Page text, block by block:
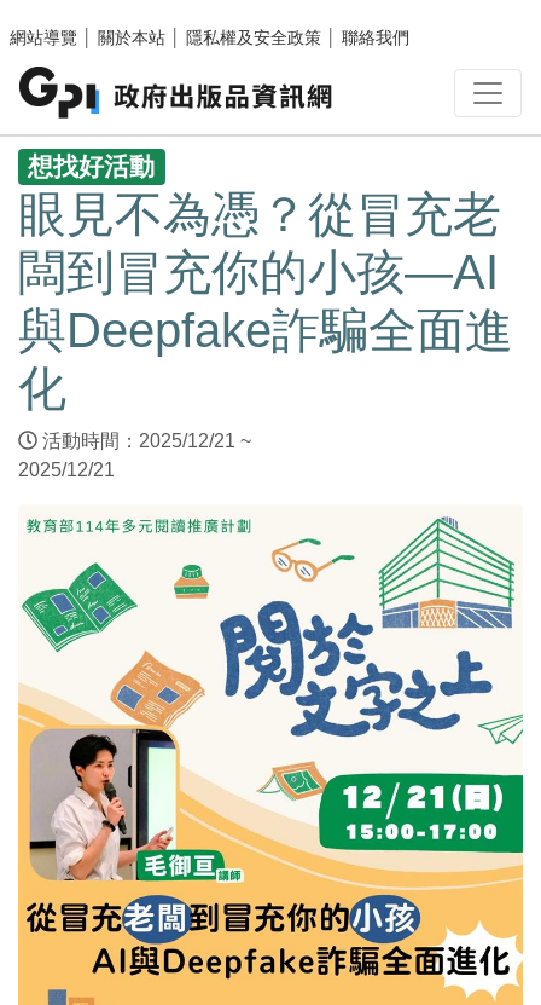
網站導覽
關於本站 隱私權及安全政策 聯絡我們
:::
想找好活動
眼見不為憑？從冒充老
闆到冒充你的小孩—AI
與Deepfake詐騙全面進
化
活動時間：2025/12/21 ~
2025/12/21